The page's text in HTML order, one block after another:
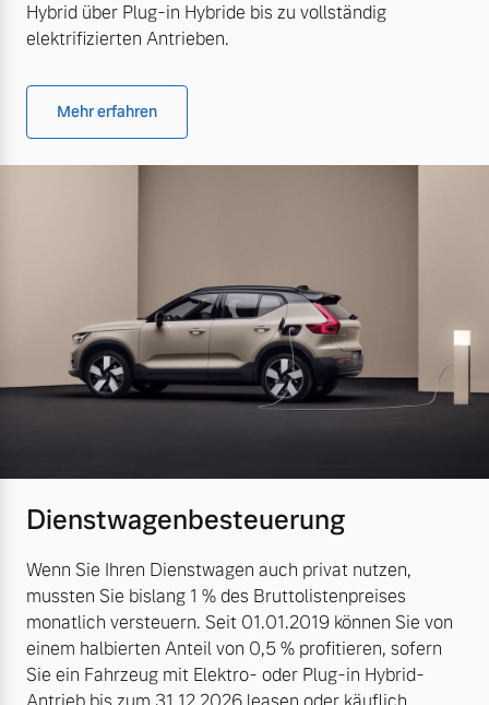
Hybrid über Plug-in Hybride bis zu vollständig
elektrifizierten Antrieben.
Mehr erfahren
Dienstwagenbesteuerung
Wenn Sie Ihren Dienstwagen auch privat nutzen,
mussten Sie bislang 1 % des Bruttolistenpreises
monatlich versteuern. Seit 01.01.2019 können Sie von
einem halbierten Anteil von 0,5 % profitieren, sofern
Sie ein Fahrzeug mit Elektro- oder Plug-in Hybrid-